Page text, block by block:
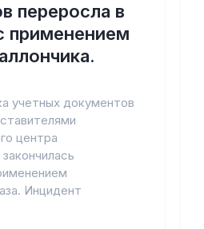
переросла в
применением
учетных документов
центра
Инцидент